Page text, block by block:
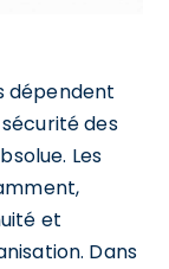
dépendent
des
Les
et
Dans